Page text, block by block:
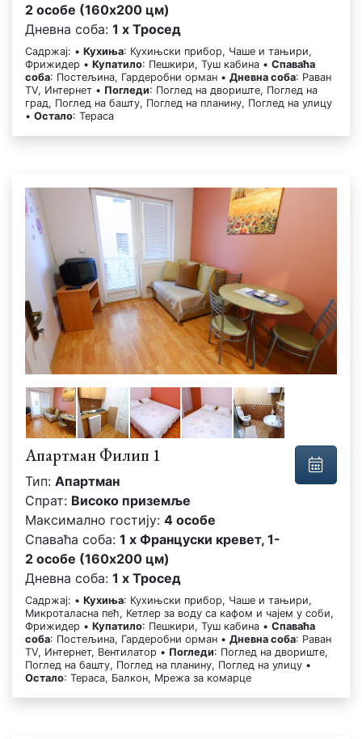
2 особе (160x200 цм)
Дневна соба: 1 x Тросед
Садржај: • Кухиња: Кухињски прибор, Чаше и тањири,
Фрижидер • Купатило: Пешкири, Туш кабина • Спаваћа
соба: Постељина, Гардеробни орман • Дневна соба: Раван
TV, Интернет • Погледи: Поглед на двориште, Поглед на
град, Поглед на башту, Поглед на планину, Поглед на улицу
• Остало: Тераса
Апартман Филип 1
Тип: Апартман
Спрат: Високо приземље
Максимално гостију: 4 особе
Спаваћа соба: 1 x Француски кревет, 1-
2 особе (160x200 цм)
Дневна соба: 1 x Тросед
Садржај: • Кухиња: Кухињски прибор, Чаше и тањири,
Микроталасна пећ, Кетлер за воду са кафом и чајем у соби,
Фрижидер • Купатило: Пешкири, Туш кабина • Спаваћа
соба: Постељина, Гардеробни орман • Дневна соба: Раван
TV, Интернет, Вентилатор • Погледи: Поглед на двориште,
Поглед на башту, Поглед на планину, Поглед на улицу •
Остало: Тераса, Балкон, Мрежа за комарце